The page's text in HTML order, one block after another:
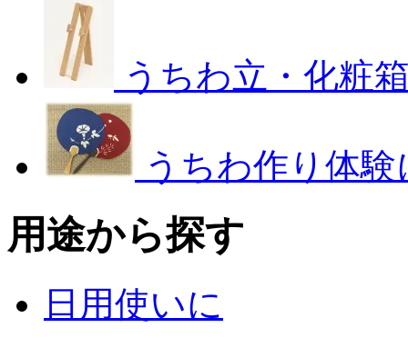
うちわ立・化粧
うちわ作り体
用途から探す
日用使いに